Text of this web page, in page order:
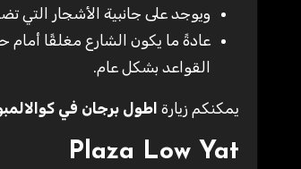
ويوجد على جانبية الأشجار
عادةً ما يكون الشارع مغلقًا أمام
القواعد بشكل عام.
يمكنكم زيارة اطول برجان في
Plaza Low Yat